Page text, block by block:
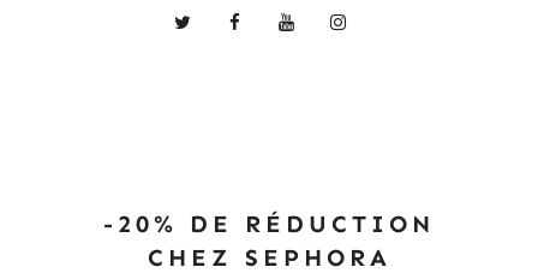
-20% DE RÉDUCTION
CHEZ SEPHORA